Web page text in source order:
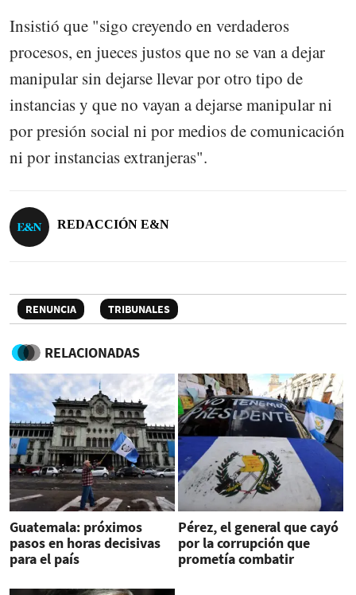
Insistió que "sigo creyendo en verdaderos
procesos, en jueces justos que no se van a dejar
manipular sin dejarse llevar por otro tipo de
instancias y que no vayan a dejarse manipular ni
por presión social ni por medios de comunicación
ni por instancias extranjeras".
REDACCIÓN E&N
RENUNCIA TRIBUNALES
RELACIONADAS
Guatemala: próximos
pasos en horas decisivas
para el país
Pérez, el general que cayó
por la corrupción que
prometía combatir